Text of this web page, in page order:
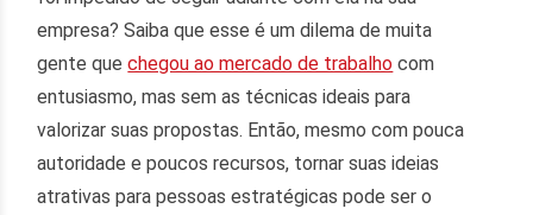
empresa? Saiba que esse é um dilema de muita
gente quechegou ao mercado de trabalho com
entusiasmo, mas sem as técnicas ideais para
valorizar suas propostas. Então, mesmo com pouca
autoridade e poucos recursos, tornar suas ideias
atrativas para pessoas estratégicas pode ser o